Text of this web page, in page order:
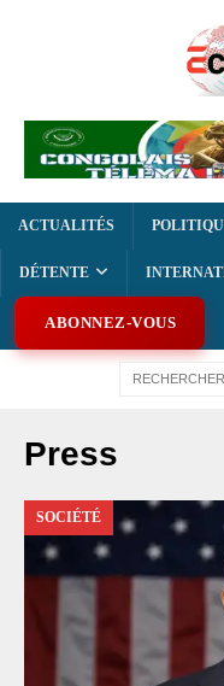
ACTUALITÉS
DÉTENTE
ABONNEZ-VOUS
Press
SOCIÉTÉ